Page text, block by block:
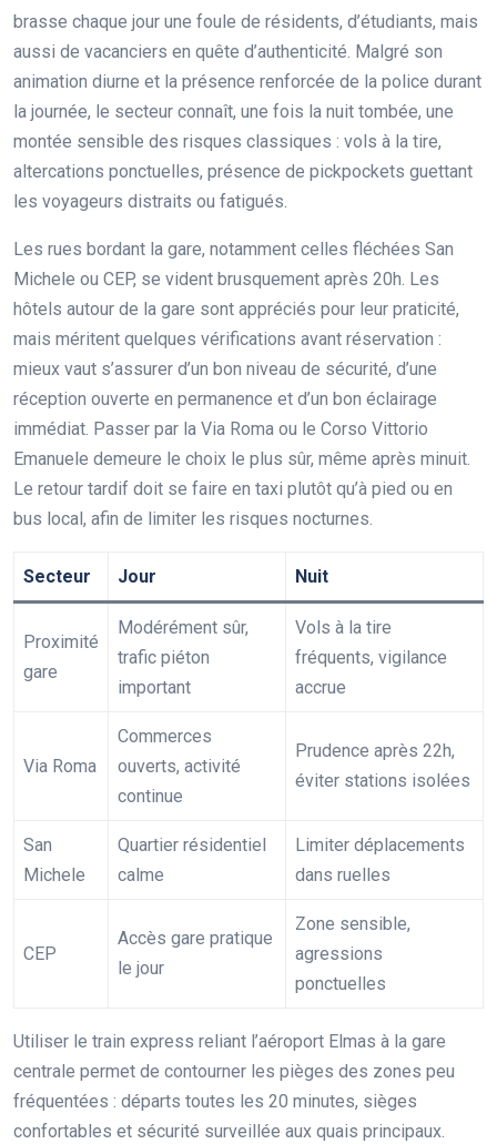
brasse chaque jour une foule de résidents, d’étudiants, mais
aussi de vacanciers en quête d’authenticité. Malgré son
animation diurne et la présence renforcée de la police durant
la journée, le secteur connaît, une fois la nuit tombée, une
montée sensible des risques classiques : vols à la tire,
altercations ponctuelles, présence de pickpockets guettant
les voyageurs distraits ou fatigués.
Les rues bordant la gare, notamment celles fléchées San
Michele ou CEP, se vident brusquement après 20h. Les
hôtels autour de la gare sont appréciés pour leur praticité,
mais méritent quelques vérifications avant réservation :
mieux vaut s’assurer d’un bon niveau de sécurité, d’une
réception ouverte en permanence et d’un bon éclairage
immédiat. Passer par la Via Roma ou le Corso Vittorio
Emanuele demeure le choix le plus sûr, même après minuit.
Le retour tardif doit se faire en taxi plutôt qu’à pied ou en
bus local, afin de limiter les risques nocturnes.
Secteur Jour Nuit
Proximité
gare
Modérément sûr,
trafic piéton
important
Vols à la tire
fréquents, vigilance
accrue
Via Roma
Commerces
ouverts, activité
continue
Prudence après 22h,
éviter stations isolées
San
Michele
Quartier résidentiel
calme
Limiter déplacements
dans ruelles
CEP
Accès gare pratique
le jour
Zone sensible,
agressions
ponctuelles
Utiliser le train express reliant l’aéroport Elmas à la gare
centrale permet de contourner les pièges des zones peu
fréquentées : départs toutes les 20 minutes, sièges
confortables et sécurité surveillée aux quais principaux.